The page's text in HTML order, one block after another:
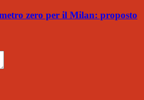
zero per il Milan: proposto